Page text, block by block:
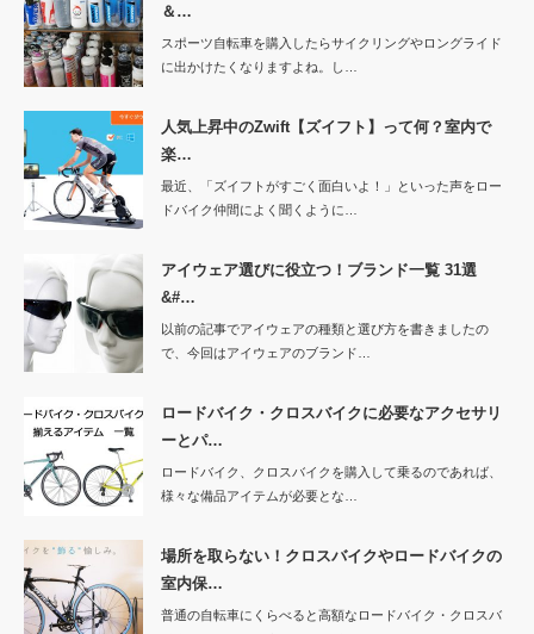
＆…
スポーツ自転車を購入したらサイクリングやロングライド
に出かけたくなりますよね。し…
人気上昇中のZwift【ズイフト】って何？室内で
楽…
最近、「ズイフトがすごく面白いよ！」といった声をロー
ドバイク仲間によく聞くように…
アイウェア選びに役立つ！ブランド一覧 31選
&#…
以前の記事でアイウェアの種類と選び方を書きましたの
で、今回はアイウェアのブランド…
ロードバイク・クロスバイクに必要なアクセサリ
ーとパ…
ロードバイク、クロスバイクを購入して乗るのであれば、
様々な備品アイテムが必要とな…
場所を取らない！クロスバイクやロードバイクの
室内保…
普通の自転車にくらべると高額なロードバイク・クロスバ